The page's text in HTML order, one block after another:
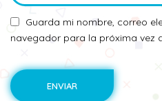
Guarda mi nombre, correo
navegador para la próxima vez